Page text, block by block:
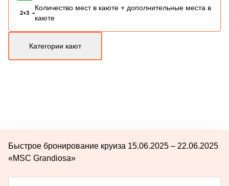
2+3 -
Количество мест в каюте + дополнительные места в
каюте
Категории кают
Быстрое бронирование круиза 15.06.2025 – 22.06.2025
«MSC Grandiosa»